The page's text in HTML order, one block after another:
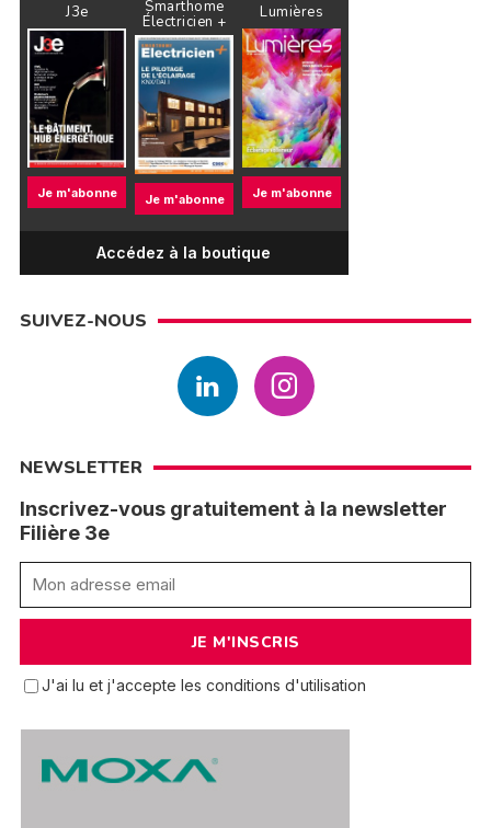
J3e
Je m'abonne
Smarthome
Électricien +
Je m'abonne
Lumières
Je m'abonne
Accédez à la boutique
SUIVEZ-NOUS
NEWSLETTER
Inscrivez-vous gratuitement à la newsletter
Filière 3e
J'ai lu et j'accepte les conditions d'utilisation